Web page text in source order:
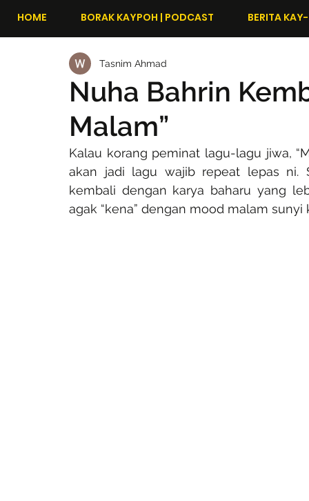
HOME BORAK KAYPOH | PODCAST BERITA
Nuha Bahrin
Malam”
Tasnim Ahmad
Kalau korang peminat lagu-lagu jiwa,
akan jadi lagu wajib repeat lepas ni.
kembali dengan karya baharu yang
agak “kena” dengan mood malam sunyi